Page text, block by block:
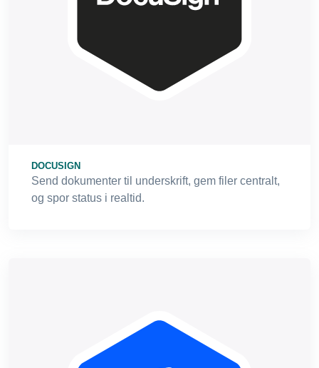
DOCUSIGN
Send dokumenter til underskrift, gem filer centralt,
og spor status i realtid.